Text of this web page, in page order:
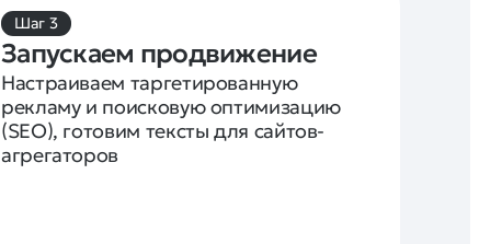
Шаг 3
Запускаем продвижение
Настраиваем таргетированную
рекламу и поисковую оптимизацию
(SEO), готовим тексты для сайтов-
агрегаторов